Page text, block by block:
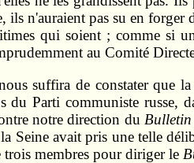
ils n'auraient pas su en forger
qui soient ; comme si
au Comité
suffira de constater que
du Parti communiste russe,
notre direction du Bulletin
Seine avait pris une telle
trois membres pour diriger le